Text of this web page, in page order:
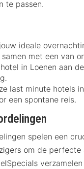
te passen.
ideale
met een van
in Loenen aan
last minute hotels
een spontane reis.
spelen een
om de